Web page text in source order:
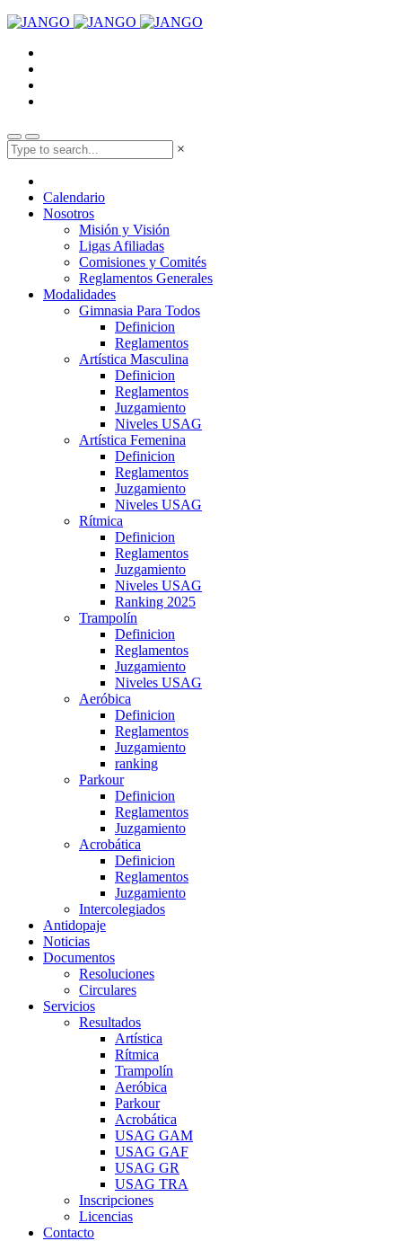
×
Calendario
Nosotros
Misión y Visión
Ligas Afiliadas
Comisiones y Comités
Reglamentos Generales
Modalidades
Gimnasia Para Todos
Definicion
Reglamentos
Artística Masculina
Definicion
Reglamentos
Juzgamiento
Niveles USAG
Artística Femenina
Definicion
Reglamentos
Juzgamiento
Niveles USAG
Rítmica
Definicion
Reglamentos
Juzgamiento
Niveles USAG
Ranking 2025
Trampolín
Definicion
Reglamentos
Juzgamiento
Niveles USAG
Aeróbica
Definicion
Reglamentos
Juzgamiento
ranking
Parkour
Definicion
Reglamentos
Juzgamiento
Acrobática
Definicion
Reglamentos
Juzgamiento
Intercolegiados
Antidopaje
Noticias
Documentos
Resoluciones
Circulares
Servicios
Resultados
Artística
Rítmica
Trampolín
Aeróbica
Parkour
Acrobática
USAG GAM
USAG GAF
USAG GR
USAG TRA
Inscripciones
Licencias
Contacto